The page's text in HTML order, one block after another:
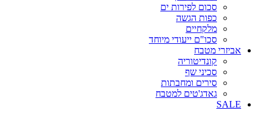
סכום לפירות ים
כפות הגשה
מלקחיים
סכו"ם ייעודי מיוחד
אביזרי מטבח
קונדיטוריה
סכיני שף
סירים ומחבתות
גאדג'טים למטבח
SALE